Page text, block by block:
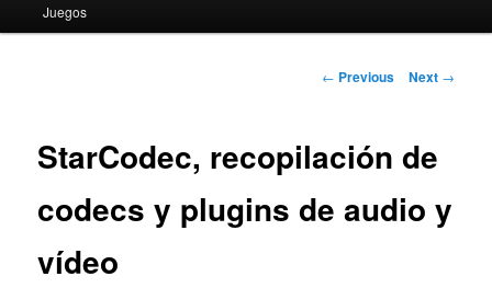
to
Juegos
Post
← Previous Next →
StarCodec, recopilación de
codecs y plugins de audio y
vídeo